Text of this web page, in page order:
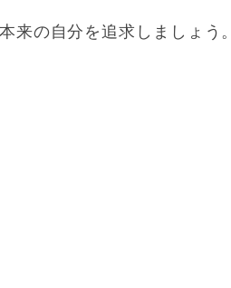
来の自分を追求しましょう。